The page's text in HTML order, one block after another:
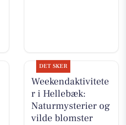
DET SKER
Weekendaktivitete
r i Hellebæk:
Naturmysterier og
vilde blomster